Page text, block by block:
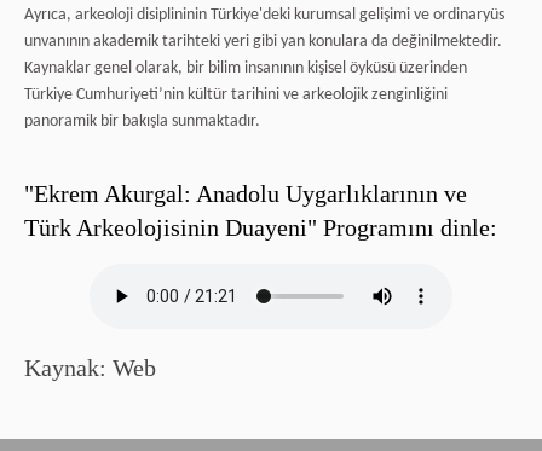
Ayrıca, arkeoloji disiplininin Türkiye'deki kurumsal gelişimi ve ordinaryüs
unvanının akademik tarihteki yeri gibi yan konulara da değinilmektedir.
Kaynaklar genel olarak, bir bilim insanının kişisel öyküsü üzerinden
Türkiye Cumhuriyeti’nin kültür tarihini ve arkeolojik zenginliğini
panoramik bir bakışla sunmaktadır.
"Ekrem Akurgal: Anadolu Uygarlıklarının ve
Türk Arkeolojisinin Duayeni" Programını dinle:
Kaynak: Web